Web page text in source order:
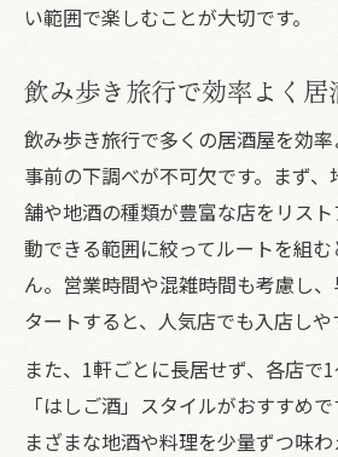
い範囲で楽しむことが大切です。
飲み歩き旅行で効率よく居
飲み歩き旅行で多くの居酒屋を効率
事前の下調べが不可欠です。まず
舗や地酒の種類が豊富な店をリス
動できる範囲に絞ってルートを組
ん。営業時間や混雑時間も考慮し
タートすると、人気店でも入店しや
また、1軒ごとに長居せず、各店で
「はしご酒」スタイルがおすすめ
まざまな地酒や料理を少量ずつ味